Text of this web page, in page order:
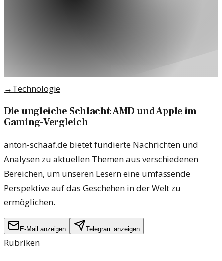
→Technologie
Die ungleiche Schlacht: AMD und Apple im
Gaming-Vergleich
anton-schaaf.de bietet fundierte Nachrichten und
Analysen zu aktuellen Themen aus verschiedenen
Bereichen, um unseren Lesern eine umfassende
Perspektive auf das Geschehen in der Welt zu
ermöglichen.
E-Mail anzeigen Telegram anzeigen
Rubriken